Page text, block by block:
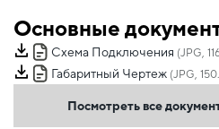
Основные
Схема Подключения (JPG,
Габаритный Чертеж (JPG,
Посмотреть все